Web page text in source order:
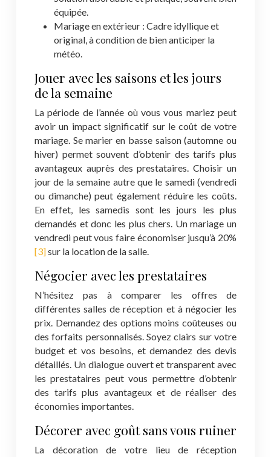
équipée.
Mariage en extérieur : Cadre idyllique et
original, à condition de bien anticiper la
météo.
Jouer avec les saisons et les jours
de la semaine
La période de l’année où vous vous mariez peut
avoir un impact significatif sur le coût de votre
mariage. Se marier en basse saison (automne ou
hiver) permet souvent d’obtenir des tarifs plus
avantageux auprès des prestataires. Choisir un
jour de la semaine autre que le samedi (vendredi
ou dimanche) peut également réduire les coûts.
En effet, les samedis sont les jours les plus
demandés et donc les plus chers. Un mariage un
vendredi peut vous faire économiser jusqu’à 20%
[3]sur la location de la salle.
Négocier avec les prestataires
N’hésitez pas à comparer les offres de
différentes salles de réception et à négocier les
prix. Demandez des options moins coûteuses ou
des forfaits personnalisés. Soyez clairs sur votre
budget et vos besoins, et demandez des devis
détaillés. Un dialogue ouvert et transparent avec
les prestataires peut vous permettre d’obtenir
des tarifs plus avantageux et de réaliser des
économies importantes.
Décorer avec goût sans vous ruiner
La décoration de votre lieu de réception